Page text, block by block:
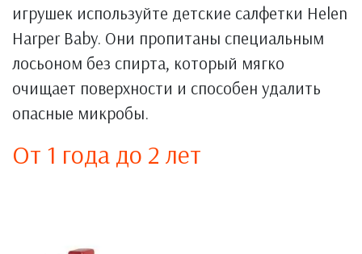
игрушек используйте детские салфетки Helen
Harper Baby. Они пропитаны специальным
лосьоном без спирта, который мягко
очищает поверхности и способен удалить
опасные микробы.
От 1 года до 2 лет